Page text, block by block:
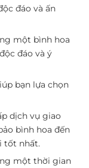
đáo và ấn
một bình hoa
đáo và ý
bạn lựa chọn
dịch vụ giao
bình hoa đến
tốt nhất.
một thời gian